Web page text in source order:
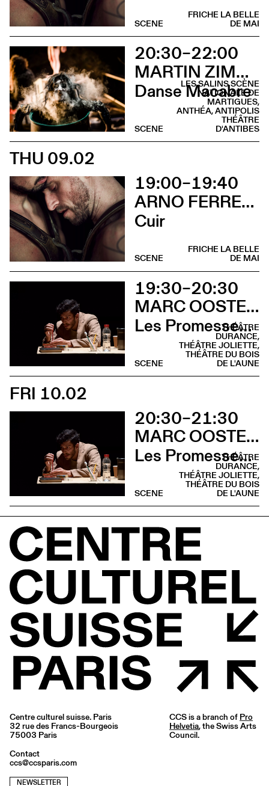
FRICHE LA BELLE
DE MAI
SCENE
20:30–22:00
MARTIN ZIMMERMANN
Danse Macabre
LES SALINS SCÈNE
NATIONALE DE
MARTIGUES,
ANTHÉA, ANTIPOLIS
THÉÂTRE
D'ANTIBES
SCENE
THU 09.02
19:00–19:40
ARNO FERRERA & GILLES POLET CIE UN LOUP POUR L'HOMME
Cuir
FRICHE LA BELLE
DE MAI
SCENE
19:30–20:30
MARC OOSTERHOFF
Les Promesses de l’incertitude
THÉÂTRE
DURANCE,
THÉÂTRE JOLIETTE,
THÉÂTRE DU BOIS
DE L'AUNE
SCENE
FRI 10.02
20:30–21:30
MARC OOSTERHOFF
Les Promesses de l’incertitude
THÉÂTRE
DURANCE,
THÉÂTRE JOLIETTE,
THÉÂTRE DU BOIS
DE L'AUNE
SCENE
Centre culturel suisse. Paris
32 rue des Francs-Bourgeois
75003 Paris
Contact
ccs@ccsparis.com
NEWSLETTER
CCS is a branch of Pro
Helvetia, the Swiss Arts
Council.